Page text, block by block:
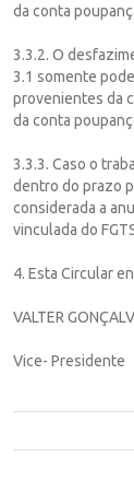
da conta
3.3.2. O
3.1 somente
provenientes da
da conta
3.3.3. Caso o
dentro do prazo
considerada a
vinculada do
4. Esta Circular
VALTER
Vice- Presidente